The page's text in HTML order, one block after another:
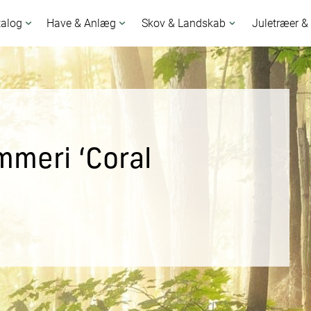
Have & Anlæg Skov & Landskab Juletræer &
‘Coral